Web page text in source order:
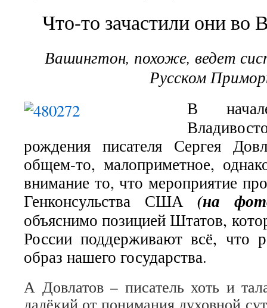
Что-то зачастили они во
Вашингтон, похоже, ведет
Русском
В
рождения писателя Сергея
общем-то, малоприметное,
внимание то, что мероприятие
Генконсульства США(на
объяснимо позицией Штатов,
России поддерживают всё, что
образ нашего государства.
А Довлатов – писатель хоть и
далёкий от понимания духовной